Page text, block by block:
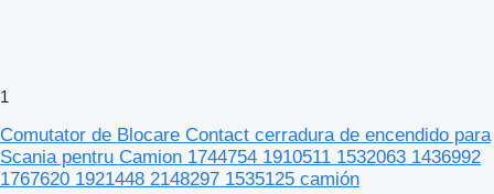
1
Comutator de Blocare Contact cerradura de encendido para
Scania pentru Camion 1744754 1910511 1532063 1436992
1767620 1921448 2148297 1535125 camión